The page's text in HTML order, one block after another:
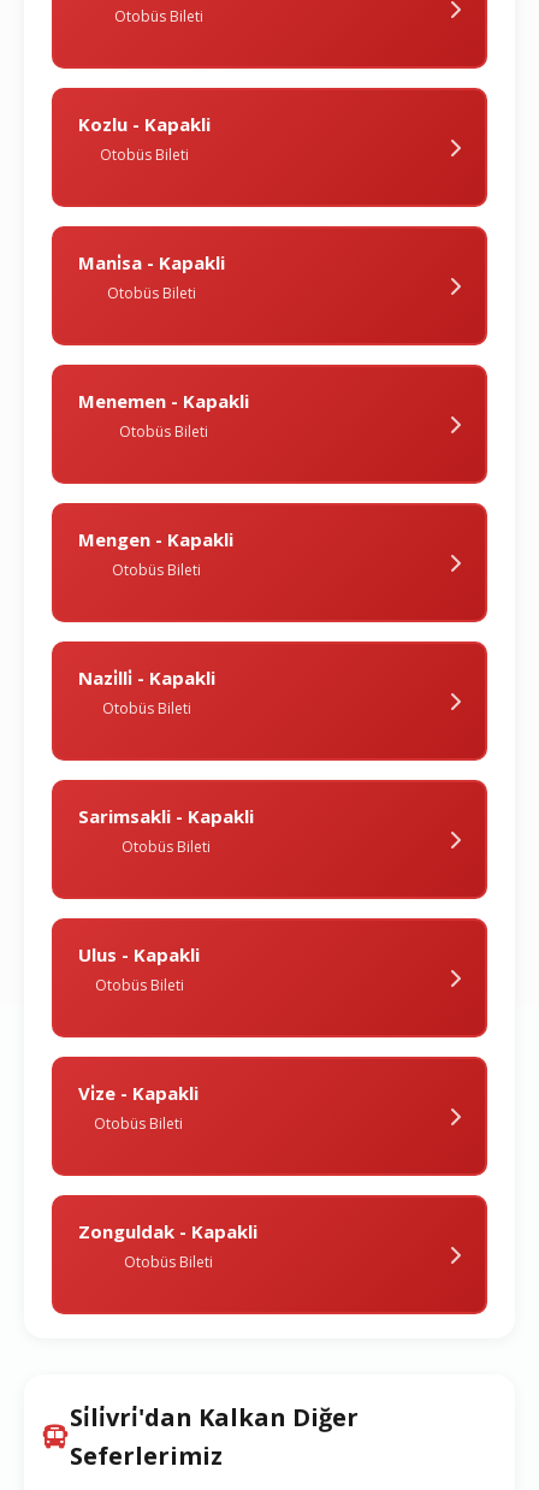
Otobüs Bileti
Kozlu - Kapakli
Otobüs Bileti
Mani̇sa - Kapakli
Otobüs Bileti
Menemen - Kapakli
Otobüs Bileti
Mengen - Kapakli
Otobüs Bileti
Nazi̇lli̇ - Kapakli
Otobüs Bileti
Sarimsakli - Kapakli
Otobüs Bileti
Ulus - Kapakli
Otobüs Bileti
Vi̇ze - Kapakli
Otobüs Bileti
Zonguldak - Kapakli
Otobüs Bileti
Si̇li̇vri̇'dan Kalkan Diğer
Seferlerimiz